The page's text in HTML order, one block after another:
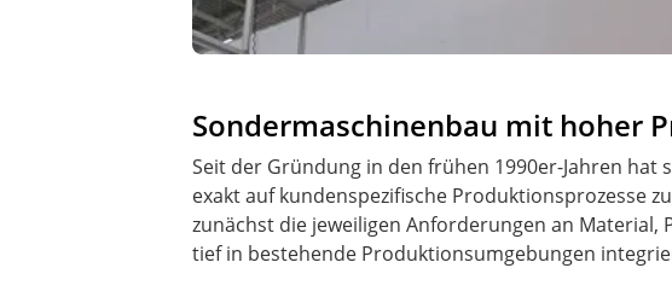
Sondermaschinenbau mit hoher
Seit der Gründung in den frühen 1990er-Jahren
exakt auf kundenspezifische Produktionsprozesse
zunächst die jeweiligen Anforderungen an Material,
tief in bestehende Produktionsumgebungen